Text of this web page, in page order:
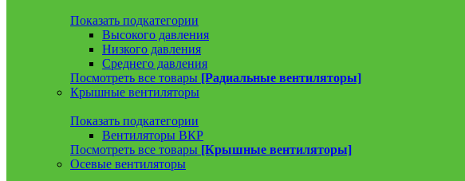
Показать подкатегории
Высокого давления
Низкого давления
Среднего давления
Посмотреть все товары [Радиальные вентиляторы]
Крышные вентиляторы
Показать подкатегории
Вентиляторы ВКР
Посмотреть все товары [Крышные вентиляторы]
Осевые вентиляторы